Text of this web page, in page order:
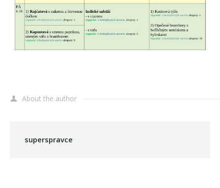
About the author
superspravce